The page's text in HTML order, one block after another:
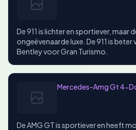
De 911 is lichter en sportiever, maar
ongeëvenaarde luxe. De 911 is
Bentley voor Gran Turismo.
Mercedes-Amg Gt 4-
De AMG GT is sportiever en heeft